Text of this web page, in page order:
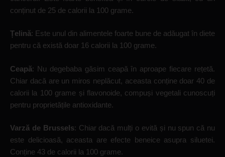
conținut de 25 de calorii la 100 grame.
Țelină: Este unul din alimentele foarte bune de adăugat în diete
pentru că există doar 16 calorii la 100 grame.
Ceapă: Nu degebaba găsim ceapă în aproape fiecare rețetă.
Chiar dacă are un miros neplăcut, aceasta conține doar 40 de
calorii la 100 grame și flavonoide, compuși vegetali cunoscuți
pentru proprietățile antioxidante.
Varză de Brussels: Chiar dacă mulți o evită și nu spun că nu
este delicioasă, aceasta are efecte beneice asupra siluetei.
Conține 43 de calorii la 100 grame.